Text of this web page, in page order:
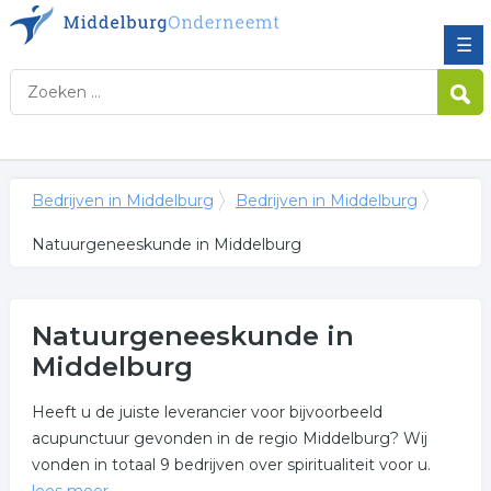
☰
Bedrijven in Middelburg Bedrijven in Middelburg
Natuurgeneeskunde in Middelburg
Natuurgeneeskunde in
Middelburg
Heeft u de juiste leverancier voor bijvoorbeeld
acupunctuur gevonden in de regio Middelburg? Wij
vonden in totaal 9 bedrijven over spiritualiteit voor u.